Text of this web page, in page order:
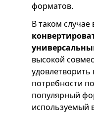
форматов.
В таком
высокой
потребности
популярный
используемый